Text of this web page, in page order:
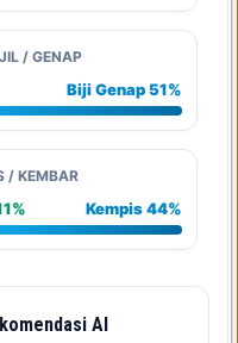
/ GENAP
Biji Genap 51%
/ KEMBAR
Kempis 44%
AI